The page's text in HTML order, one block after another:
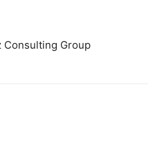
Consulting Group